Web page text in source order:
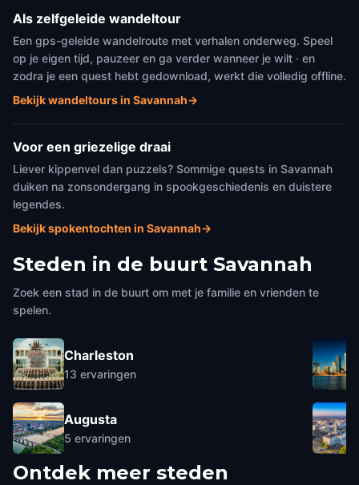
Als zelfgeleide wandeltour
Een gps-geleide wandelroute met verhalen onderweg. Speel
op je eigen tijd, pauzeer en ga verder wanneer je wilt · en
zodra je een quest hebt gedownload, werkt die volledig offline.
Bekijk wandeltours in Savannah→
Voor een griezelige draai
Liever kippenvel dan puzzels? Sommige quests in Savannah
duiken na zonsondergang in spookgeschiedenis en duistere
legendes.
Bekijk spokentochten in Savannah→
Steden in de buurt Savannah
Zoek een stad in de buurt om met je familie en vrienden te
spelen.
Charleston
13 ervaringen
Augusta
5 ervaringen
Ontdek meer steden